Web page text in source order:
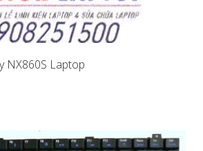
NX860S Laptop